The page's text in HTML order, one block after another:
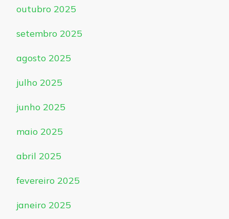
outubro 2025
setembro 2025
agosto 2025
julho 2025
junho 2025
maio 2025
abril 2025
fevereiro 2025
janeiro 2025